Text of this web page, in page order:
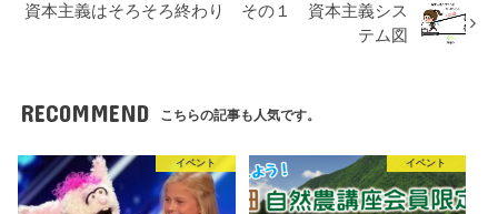
資本主義はそろそろ終わり その１ 資本主義シス
テム図
RECOMMEND こちらの記事も人気です。
イベント イベント